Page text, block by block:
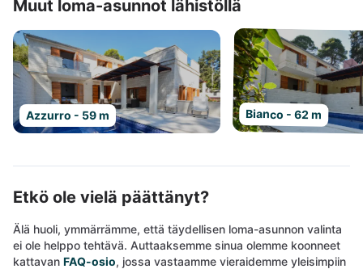
Muut loma-asunnot lähistöllä
Azzurro - 59 m Bianco - 62 m
Etkö ole vielä päättänyt?
Älä huoli, ymmärrämme, että täydellisen loma-asunnon valinta
ei ole helppo tehtävä. Auttaaksemme sinua olemme koonneet
kattavan FAQ-osio, jossa vastaamme vieraidemme yleisimpiin